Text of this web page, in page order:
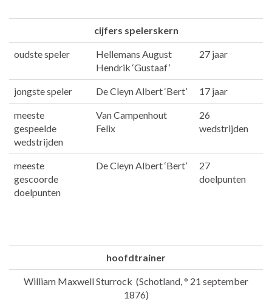
cijfers spelerskern
oudste speler
Hellemans August
Hendrik ‘Gustaaf’
27 jaar
jongste speler De Cleyn Albert ‘Bert’ 17 jaar
meeste
gespeelde
wedstrijden
Van Campenhout
Felix
26
wedstrijden
meeste
gescoorde
doelpunten
De Cleyn Albert ‘Bert’
27
doelpunten
hoofdtrainer
William Maxwell Sturrock (Schotland, ° 21 september
1876)